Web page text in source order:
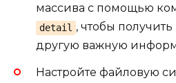
массива с помощью
detail , чтобы
другую важную
Настройте файловую